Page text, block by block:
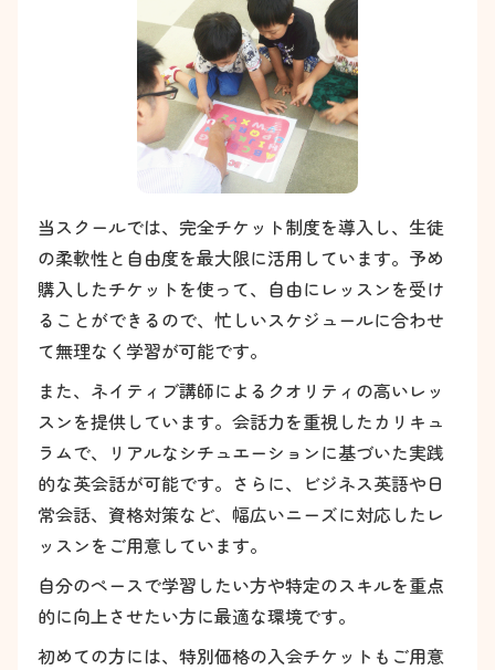
当スクールでは、完全チケット制度を導入し、生徒
の柔軟性と自由度を最大限に活用しています。予め
購入したチケットを使って、自由にレッスンを受け
ることができるので、忙しいスケジュールに合わせ
て無理なく学習が可能です。
また、ネイティブ講師によるクオリティの高いレッ
スンを提供しています。会話力を重視したカリキュ
ラムで、リアルなシチュエーションに基づいた実践
的な英会話が可能です。さらに、ビジネス英語や日
常会話、資格対策など、幅広いニーズに対応したレ
ッスンをご用意しています。
自分のペースで学習したい方や特定のスキルを重点
的に向上させたい方に最適な環境です。
初めての方には、特別価格の入会チケットもご用意